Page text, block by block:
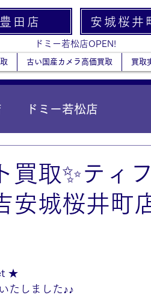
豊田店 安城桜井
ドミー若松店OPEN!
古い国産カメラ高価買取 買取
ドミー若松店
買取✨ティ
安城桜井町
★
たしました♪♪